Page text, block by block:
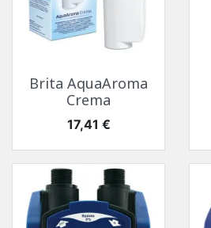
Brita AquaAroma
Crema
Prix
17,41 €